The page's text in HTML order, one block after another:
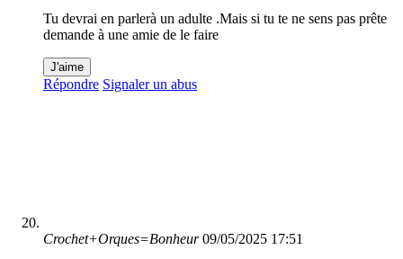
Tu devrai en parlerà un adulte .Mais si tu te ne sens pas prête
demande à une amie de le faire
J'aime
Répondre Signaler un abus
Crochet+Orques=Bonheur 09/05/2025 17:51